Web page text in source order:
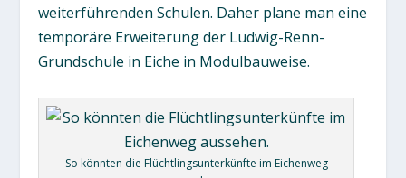
weiterführenden Schulen. Daher plane man eine
temporäre Erweiterung der Ludwig-Renn-
Grundschule in Eiche in Modulbauweise.
So könnten die Flüchtlingsunterkünfte im Eichenweg